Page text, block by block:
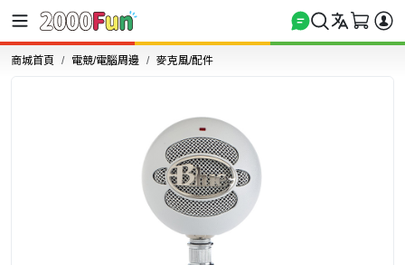
商城首頁 電競/電腦周邊 麥克風/配件